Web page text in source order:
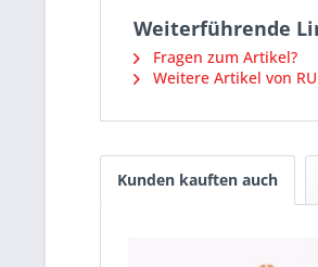
Weiterführende
Fragen zum Artikel?
Weitere Artikel von
Kunden kauften auch